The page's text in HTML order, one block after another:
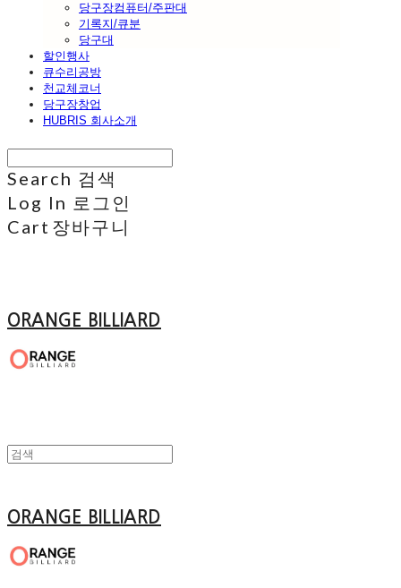
당구장컴퓨터/주판대
기록지/큐분
당구대
할인행사
큐수리공방
천교체코너
당구장창업
HUBRIS 회사소개
Search 검색
Log In 로그인
Cart 장바구니
ORANGE BILLIARD
ORANGE BILLIARD